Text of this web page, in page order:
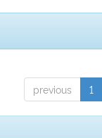
previous 1